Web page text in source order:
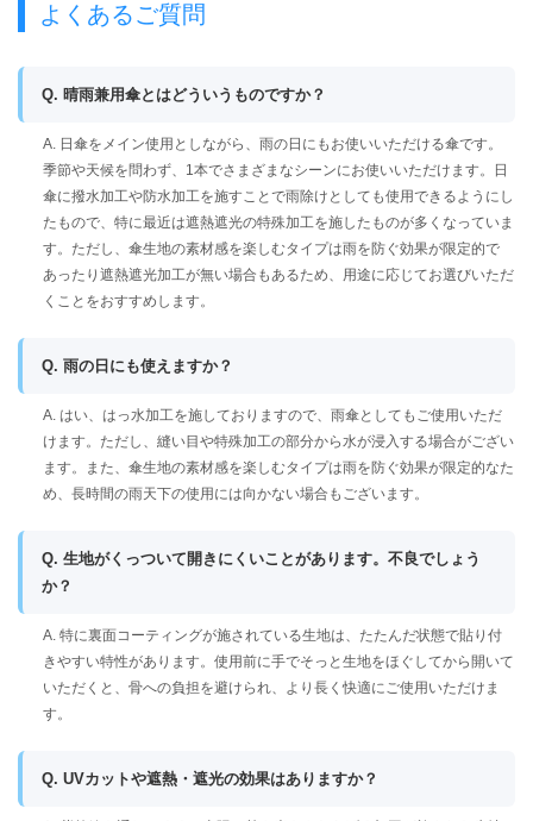
よくあるご質問
Q. 晴雨兼用傘とはどういうものですか？
A. 日傘をメイン使用としながら、雨の日にもお使いいただける傘です。
季節や天候を問わず、1本でさまざまなシーンにお使いいただけます。日
傘に撥水加工や防水加工を施すことで雨除けとしても使用できるようにし
たもので、特に最近は遮熱遮光の特殊加工を施したものが多くなっていま
す。ただし、傘生地の素材感を楽しむタイプは雨を防ぐ効果が限定的で
あったり遮熱遮光加工が無い場合もあるため、用途に応じてお選びいただ
くことをおすすめします。
Q. 雨の日にも使えますか？
A. はい、はっ水加工を施しておりますので、雨傘としてもご使用いただ
けます。ただし、縫い目や特殊加工の部分から水が浸入する場合がござい
ます。また、傘生地の素材感を楽しむタイプは雨を防ぐ効果が限定的なた
め、長時間の雨天下の使用には向かない場合もございます。
Q. 生地がくっついて開きにくいことがあります。不良でしょう
か？
A. 特に裏面コーティングが施されている生地は、たたんだ状態で貼り付
きやすい特性があります。使用前に手でそっと生地をほぐしてから開いて
いただくと、骨への負担を避けられ、より長く快適にご使用いただけま
す。
Q. UVカットや遮熱・遮光の効果はありますか？